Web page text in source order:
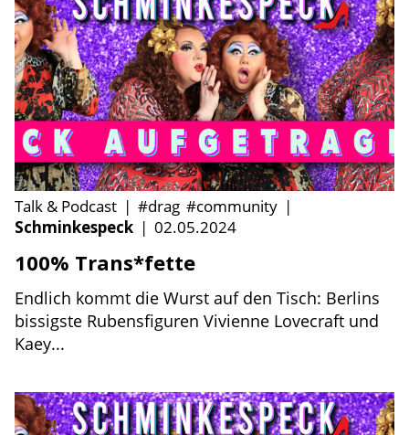
Talk & Podcast | #drag #community |
Schminkespeck | 02.05.2024
100% Trans*fette
Endlich kommt die Wurst auf den Tisch: Berlins
bissigste Rubensfiguren Vivienne Lovecraft und
Kaey...